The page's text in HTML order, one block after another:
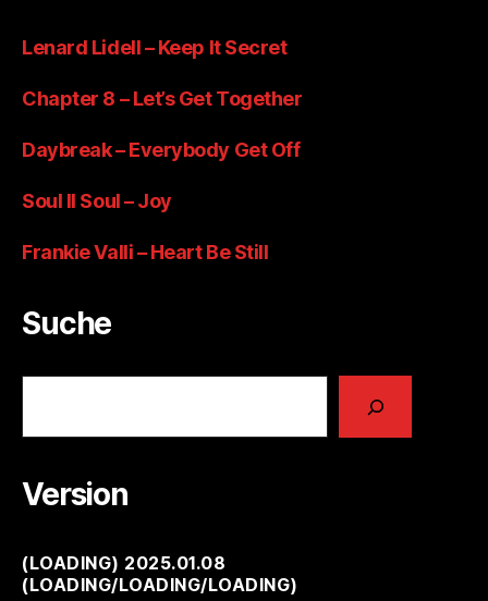
Lenard Lidell – Keep It Secret
Chapter 8 – Let’s Get Together
Daybreak – Everybody Get Off
Soul II Soul – Joy
Frankie Valli – Heart Be Still
Suche
Version
(LOADING) 2025.01.08
(LOADING/LOADING/LOADING)